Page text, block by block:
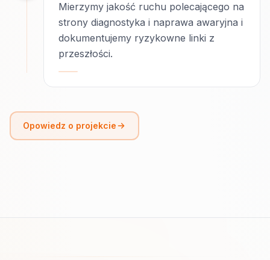
Mierzymy jakość ruchu polecającego na
strony diagnostyka i naprawa awaryjna i
dokumentujemy ryzykowne linki z
przeszłości.
Opowiedz o projekcie